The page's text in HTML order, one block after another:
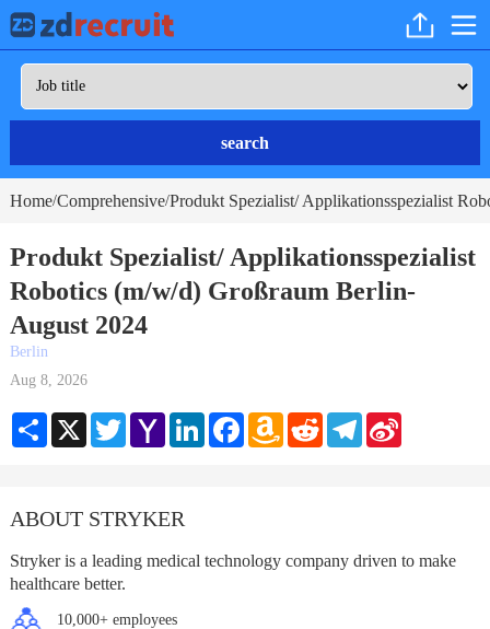
search
Home/Comprehensive/Produkt Spezialist/ Applikationsspezialist
Produkt Spezialist/ Applikationsspezialist
Robotics (m/w/d) Großraum Berlin-
August 2024
Berlin
Aug 8, 2026
Share X TwitterYahoo
Mail
LinkedInFacebookAmazon
Wish
RedditTelegramSina
ABOUT STRYKER
Stryker is a leading medical technology company driven to make
healthcare better.
10,000+ employees